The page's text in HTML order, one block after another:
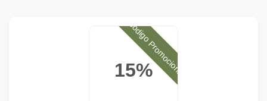
15%
Código Promocional